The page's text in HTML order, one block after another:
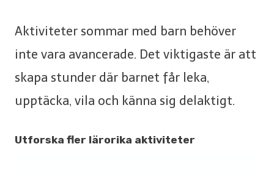
Aktiviteter sommar med barn behöver
inte vara avancerade. Det viktigaste är att
skapa stunder där barnet får leka,
upptäcka, vila och känna sig delaktigt.
Utforska fler lärorika aktiviteter